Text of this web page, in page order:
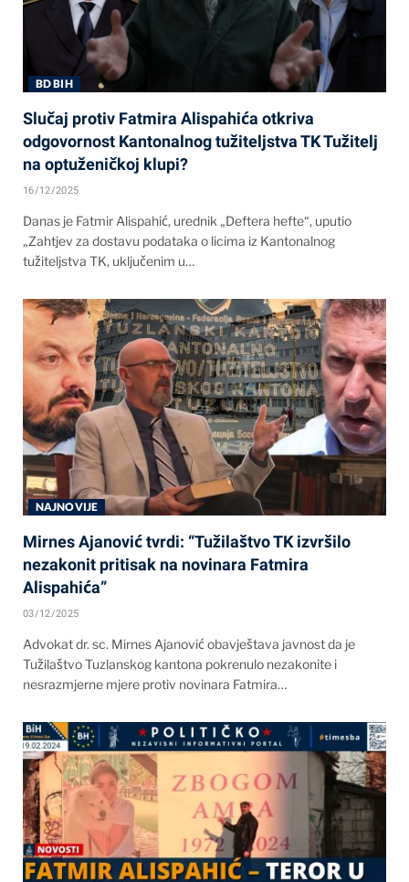
BD BIH
Slučaj protiv Fatmira Alispahića otkriva
odgovornost Kantonalnog tužiteljstva TK Tužitelj
na optuženičkoj klupi?
16/12/2025
Danas je Fatmir Alispahić, urednik „Deftera hefte“, uputio
„Zahtjev za dostavu podataka o licima iz Kantonalnog
tužiteljstva TK, uključenim u…
NAJNOVIJE
Mirnes Ajanović tvrdi: “Tužilaštvo TK izvršilo
nezakonit pritisak na novinara Fatmira
Alispahića”
03/12/2025
Advokat dr. sc. Mirnes Ajanović obavještava javnost da je
Tužilaštvo Tuzlanskog kantona pokrenulo nezakonite i
nesrazmjerne mjere protiv novinara Fatmira…